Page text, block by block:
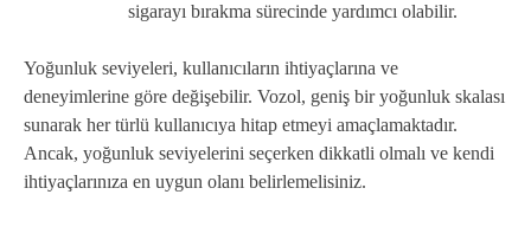
sigarayı bırakma sürecinde yardımcı olabilir.
Yoğunluk seviyeleri, kullanıcıların ihtiyaçlarına ve
deneyimlerine göre değişebilir. Vozol, geniş bir yoğunluk skalası
sunarak her türlü kullanıcıya hitap etmeyi amaçlamaktadır.
Ancak, yoğunluk seviyelerini seçerken dikkatli olmalı ve kendi
ihtiyaçlarınıza en uygun olanı belirlemelisiniz.